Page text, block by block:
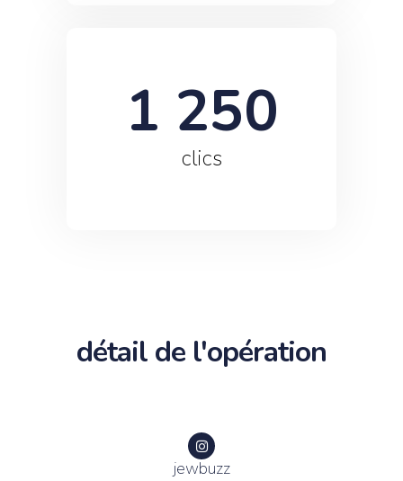
clics
1 250
détail de l'opération
jewbuzz